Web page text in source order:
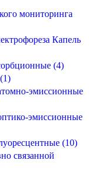
мониторинга
Капель
(4)
эмиссионные
эмиссионные
(10)
связанной